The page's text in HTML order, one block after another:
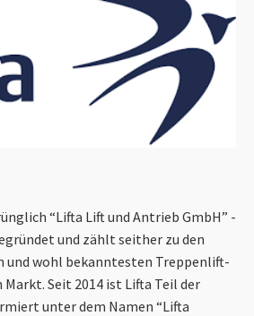
“Lifta Lift und Antrieb GmbH” -
und zählt seither zu den
und wohl bekanntesten Treppenlift-
Seit 2014 ist Lifta Teil der
unter dem Namen “Lifta